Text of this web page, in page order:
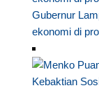
Gubernur
ekonomi di